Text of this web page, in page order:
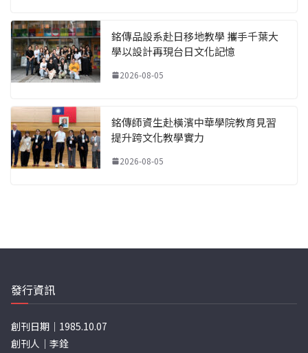
銘傳品設系赴日移地教學 攜手千葉大
學以設計再現台日文化記憶
2026-08-05
銘傳師資生赴橫濱中華學院教育見習
提升跨文化教學實力
2026-08-05
發行資訊
創刊日期｜1985.10.07
創刊人｜李銓